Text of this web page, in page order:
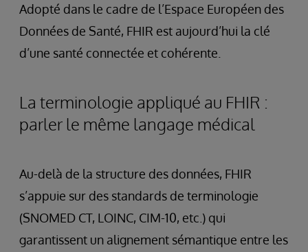
Adopté dans le cadre de l’Espace Européen des
Données de Santé, FHIR est aujourd’hui la clé
d’une santé connectée et cohérente.
La terminologie appliqué au FHIR :
parler le même langage médical
Au-delà de la structure des données, FHIR
s’appuie sur des standards de terminologie
(SNOMED CT, LOINC, CIM-10, etc.) qui
garantissent un alignement sémantique entre les